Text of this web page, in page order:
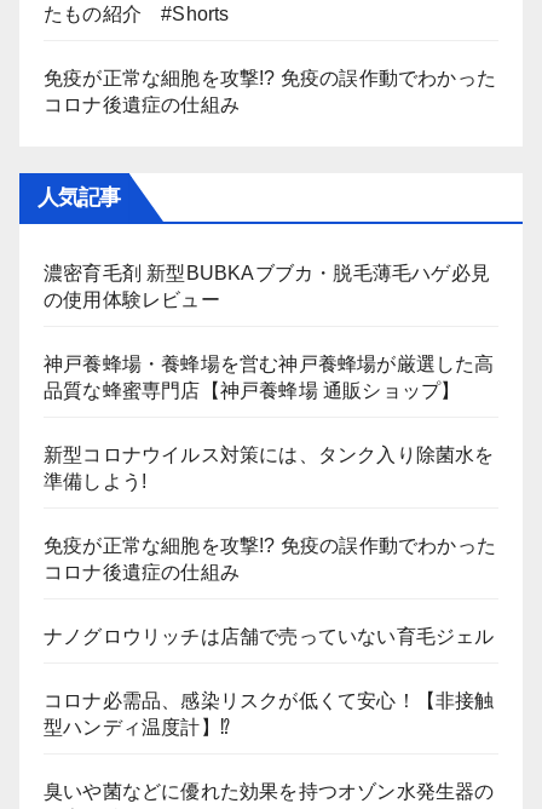
たもの紹介 #Shorts
免疫が正常な細胞を攻撃!? 免疫の誤作動でわかった
コロナ後遺症の仕組み
人気記事
濃密育毛剤 新型BUBKAブブカ・脱毛薄毛ハゲ必見
の使用体験レビュー
神戸養蜂場・養蜂場を営む神戸養蜂場が厳選した高
品質な蜂蜜専門店【神戸養蜂場 通販ショップ】
新型コロナウイルス対策には、タンク入り除菌水を
準備しよう!
免疫が正常な細胞を攻撃!? 免疫の誤作動でわかった
コロナ後遺症の仕組み
ナノグロウリッチは店舗で売っていない育毛ジェル
コロナ必需品、感染リスクが低くて安心！【非接触
型ハンディ温度計】⁉
臭いや菌などに優れた効果を持つオゾン水発生器の